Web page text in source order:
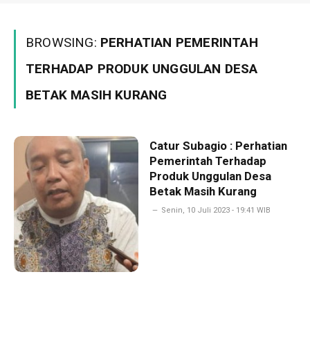
BROWSING: PERHATIAN PEMERINTAH
TERHADAP PRODUK UNGGULAN DESA
BETAK MASIH KURANG
Catur Subagio : Perhatian
Pemerintah Terhadap
Produk Unggulan Desa
Betak Masih Kurang
Senin, 10 Juli 2023 - 19:41 WIB